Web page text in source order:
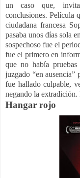
un caso que,
conclusiones. Película
ciudadana francesa
pasaba unos días sola
sospechoso fue el
fue el primero en
que no había
juzgado “en
fue hallado culpable,
negando la
Hangar rojo